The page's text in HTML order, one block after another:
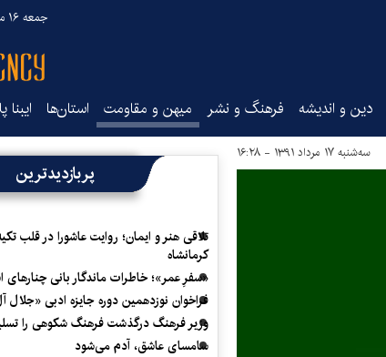
جمعه ۱۶ مرداد ۱۴۰۵
دین و اندیشه فرهنگ و نشر میهن و مقاومت استان‌ها
سه‌شنبه ۱۷ مرداد ۱۳۹۱ - ۱۶:۲۸
پربازدیدترین
تلاقی هنر و ایمان؛ روایت عاشورا در قلب
کرمانشاه
«سفرِ عمر»؛ خاطرات ماندگار بانی چنارهای
فراخوان نوزدهمین دوره جایزه ادبی
وزیر فرهنگ درگذشت فرهنگ شکوهی را
سامسای عاشق، آدم می‌شود